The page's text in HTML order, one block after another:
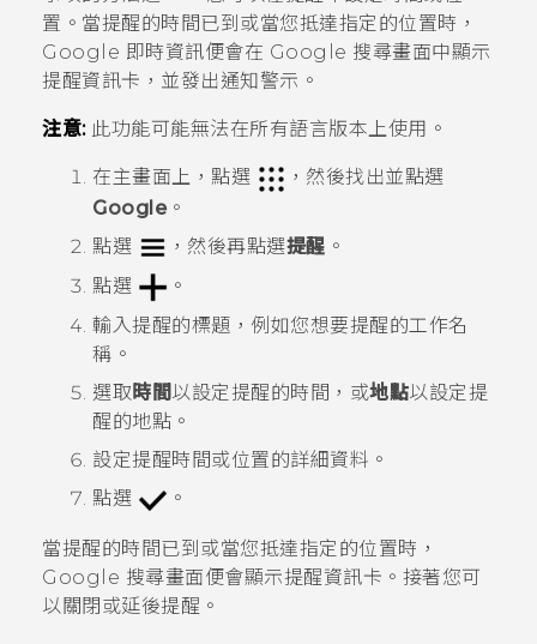
置。當提醒的時間已到或當您抵達指定的位置時，
Google 即時資訊便會在 Google 搜尋畫面中顯示
提醒資訊卡，並發出通知警示。
注意:此功能可能無法在所有語言版本上使用。
在主畫面上，點選
，然後找出並點選
Google。
點選
，然後再點選提醒 。
點選
。
輸入提醒的標題，例如您想要提醒的工作名
稱。
選取時間以設定提醒的時間，或地點以設定提
醒的地點。
設定提醒時間或位置的詳細資料。
點選
。
當提醒的時間已到或當您抵達指定的位置時，
Google 搜尋畫面便會顯示提醒資訊卡。接著您可
以關閉或延後提醒。